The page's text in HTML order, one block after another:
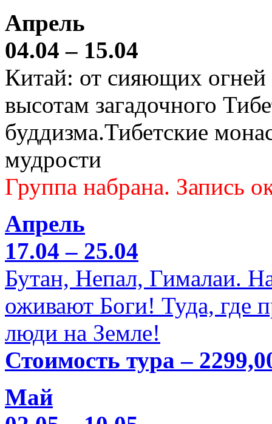
Апрель
04.04 – 15.04
Китай: от сияющих
высотам загадочного
буддизма.Тибетские
мудрости
Группа набрана. Запись
Апрель
17.04 – 25.04
Бутан, Непал, Гималаи.
оживают Боги! Туда, где
люди на Земле!
Стоимость тура –
Май